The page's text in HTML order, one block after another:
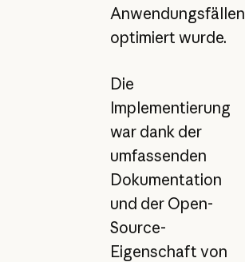
Anwendungsfällen
optimiert wurde.
Die
Implementierung
war dank der
umfassenden
Dokumentation
und der Open-
Source-
Eigenschaft von